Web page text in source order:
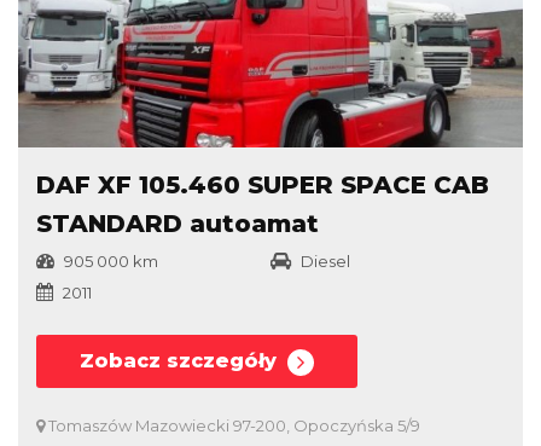
DAF XF 105.460 SUPER SPACE CAB
STANDARD autoamat
905 000 km
Diesel
2011
Zobacz szczegóły
Tomaszów Mazowiecki 97-200, Opoczyńska 5/9